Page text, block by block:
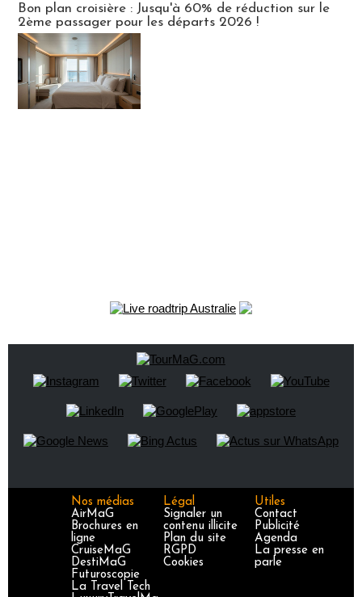
Bon plan croisière : Jusqu'à 60% de réduction sur le
2ème passager pour les départs 2026 !
Nos médias
AirMaG
Brochures en
ligne
CruiseMaG
DestiMaG
Futuroscopie
La Travel Tech
Légal
Signaler un
contenu illicite
Plan du site
RGPD
Cookies
Utiles
Contact
Publicité
Agenda
La presse en
parle